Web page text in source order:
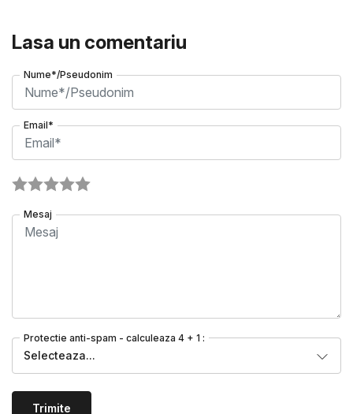
Lasa un comentariu
Nume*/Pseudonim
Email*
Mesaj
Protectie anti-spam - calculeaza 4 + 1 :
Selecteaza...
Trimite